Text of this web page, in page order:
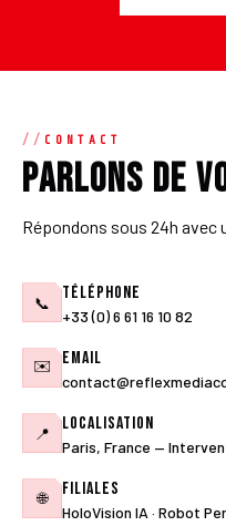
CONTACT
Parlons de
Répondons sous 24h
📞 Téléphone
+33 (0) 6 61 16 10 82
✉️ Email
📍 Localisation
Paris, France —
🌐 Filiales
HoloVision IA · Robot